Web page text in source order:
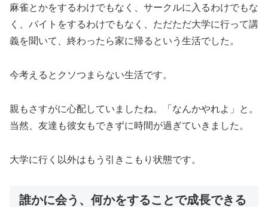
麻雀とかをするわけでもなく、サークルに入るわけでもな
く、バイトをするわけでもなく、ただただ大学に行って講
義を聞いて、終わったら家に帰るという生活でした。
今考えるとクソつまらない生活です。
親もさすがに心配していましたね。「なんかやれよ」と。
当然、友達も彼女もできずに時間が過ぎていきました。
大学に行く以外はもう引きこもり状態です。
誰かに会う、何かをすることで成長できる